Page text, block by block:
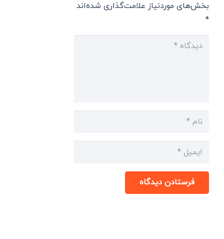
بخش‌های موردنیاز علامت‌گذاری شده‌اند
*
فرستادن دیدگاه